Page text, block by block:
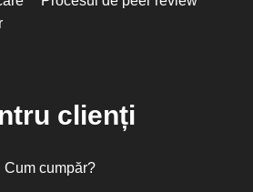
clienți
Cum cumpăr?